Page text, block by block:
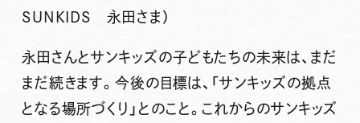
SUNKIDS 永田さま）
永田さんとサンキッズの子どもたちの未来は、まだ
まだ続きます。今後の目標は、「サンキッズの拠点
となる場所づくり」とのこと。これからのサンキッズ